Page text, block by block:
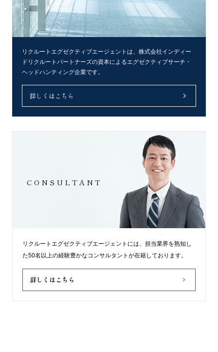
リクルートエグゼクティブエージェントは、株式会社インディー
ドリクルートパートナーズの資本によるエグゼクティブサーチ・
ヘッドハンティング企業です。
詳しくはこちら
CONSULTANT
リクルートエグゼクティブエージェントには、担当業界を熟知し
た50名以上の経験豊かなコンサルタントが在籍しております。
詳しくはこちら